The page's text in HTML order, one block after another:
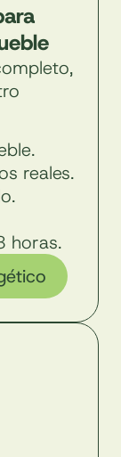
reales.
horas.